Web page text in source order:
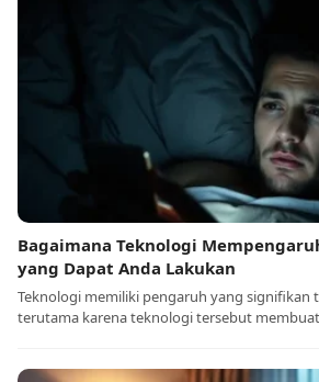
Bagaimana Teknologi
yang Dapat Anda Lakukan
Teknologi memiliki pengaruh yang signifikan
terutama karena teknologi tersebut